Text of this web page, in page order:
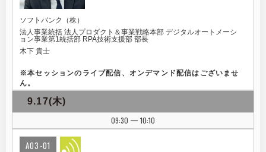
ソフトバンク（株）
法人事業統括 法人プロダクト＆事業戦略本部 デジタルオートメーシ
ョン事業第1統括部 RPA技術支援部 部長
木下 貴士
※本セッションのライブ配信、オンデマンド配信はございませ
ん。
9.17(木)
09:30
| 10:10
A03-01